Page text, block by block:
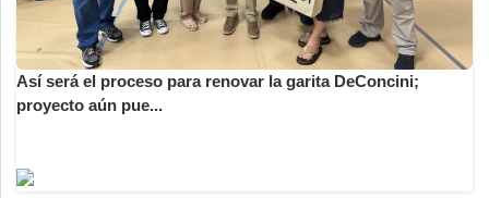
Así será el proceso para renovar la garita DeConcini;
proyecto aún pue...